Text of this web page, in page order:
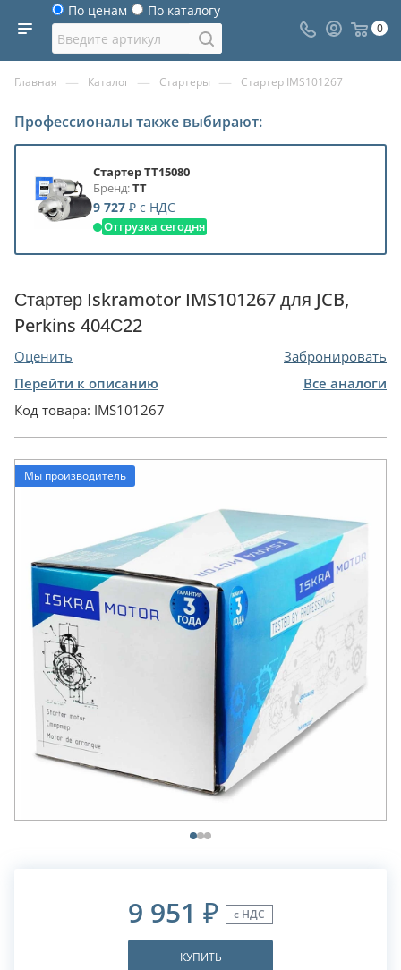
По ценам По каталогу
0
Главная — Каталог — Стартеры — Стартер IMS101267
Профессионалы также выбирают:
Стартер TT15080
Бренд:TT
9 727 ₽ с НДС
Отгрузка сегодня
Стартер Iskramotor IMS101267 для JCB,
Perkins 404С22
Оценить
Забронировать
Перейти к описанию
Все аналоги
Код товара: IMS101267
Мы производитель
9 951 ₽ с НДС
КУПИТЬ